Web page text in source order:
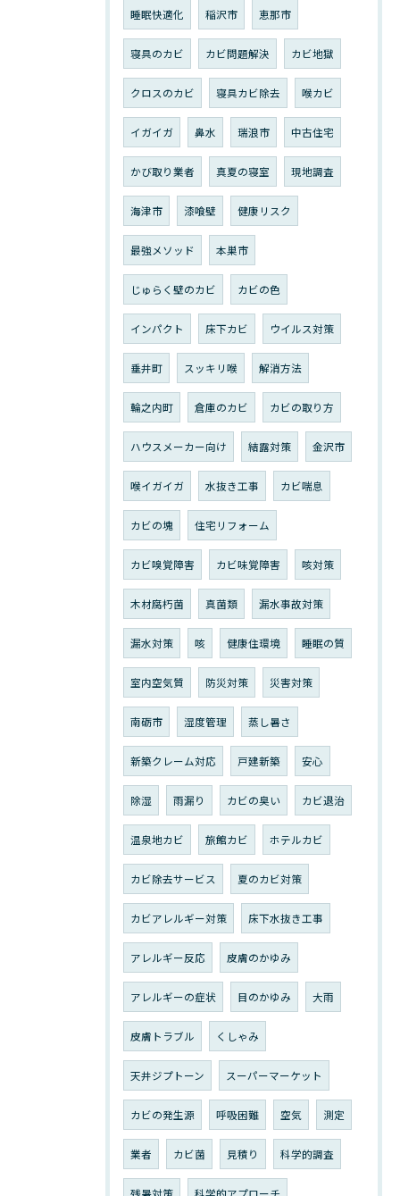
睡眠快適化 稲沢市 恵那市
寝具のカビ カビ問題解決 カビ地獄
クロスのカビ 寝具カビ除去 喉カビ
イガイガ 鼻水 瑞浪市 中古住宅
かび取り業者 真夏の寝室 現地調査
海津市 漆喰壁 健康リスク
最強メソッド 本巣市
じゅらく壁のカビ カビの色
インパクト 床下カビ ウイルス対策
垂井町 スッキリ喉 解消方法
輪之内町 倉庫のカビ カビの取り方
ハウスメーカー向け 結露対策 金沢市
喉イガイガ 水抜き工事 カビ喘息
カビの塊 住宅リフォーム
カビ嗅覚障害 カビ味覚障害 咳対策
木材腐朽菌 真菌類 漏水事故対策
漏水対策 咳 健康住環境 睡眠の質
室内空気質 防災対策 災害対策
南砺市 湿度管理 蒸し暑さ
新築クレーム対応 戸建新築 安心
除湿 雨漏り カビの臭い カビ退治
温泉地カビ 旅館カビ ホテルカビ
カビ除去サービス 夏のカビ対策
カビアレルギー対策 床下水抜き工事
アレルギー反応 皮膚のかゆみ
アレルギーの症状 目のかゆみ 大雨
皮膚トラブル くしゃみ
天井ジプトーン スーパーマーケット
カビの発生源 呼吸困難 空気 測定
業者 カビ菌 見積り 科学的調査
残暑対策 科学的アプローチ